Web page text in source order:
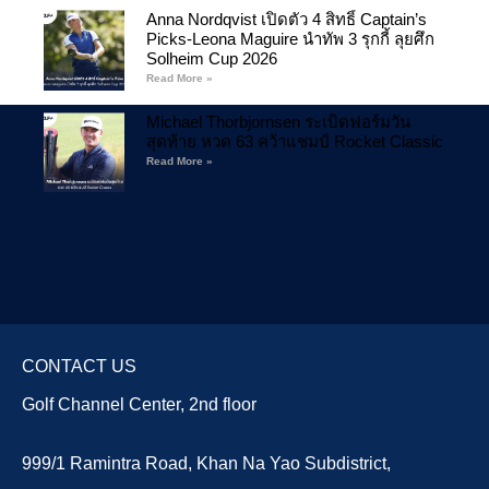
Anna Nordqvist เปิดตัว 4 สิทธิ์ Captain’s
Picks-Leona Maguire นำทัพ 3 รุกกี้ ลุยศึก
Solheim Cup 2026
Read More »
Michael Thorbjornsen ระเบิดฟอร์มวัน
สุดท้าย หวด 63 คว้าแชมป์ Rocket Classic
Read More »
CONTACT US
Golf Channel Center, 2nd floor
999/1 Ramintra Road, Khan Na Yao Subdistrict,